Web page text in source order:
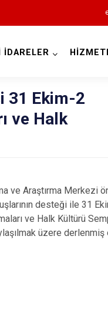
Gerede
Göynük
Kıbrıscık
İDARELER
31 Ekim-2
ve Halk
Araştırma Merkezi
desteği ile 31
ve Halk Kültürü
üzere derlenmiş